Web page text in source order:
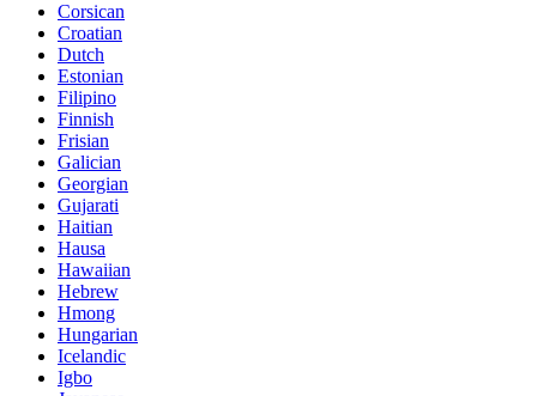
Corsican
Croatian
Dutch
Estonian
Filipino
Finnish
Frisian
Galician
Georgian
Gujarati
Haitian
Hausa
Hawaiian
Hebrew
Hmong
Hungarian
Icelandic
Igbo